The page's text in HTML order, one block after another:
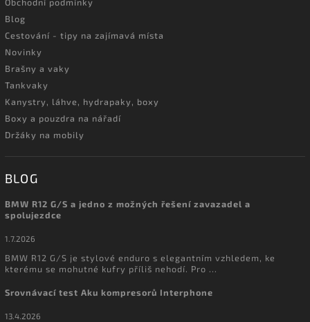
Blog
Cestování - tipy na zajímavá místa
Novinky
Brašny a vaky
Tankvaky
Kanystry, láhve, hydrapaky, boxy
Boxy a pouzdra na nářadí
Držáky na mobily
BLOG
BMW R12 G/S a jedno z možných řešení zavazadel a
spolujezdce
1.7.2026
BMW R12 G/S je stylové enduro s elegantním vzhledem, ke
kterému se mohutné kufry příliš nehodí. Pro ...
Srovnávací test Aku kompresorů Interphone
13.4.2026